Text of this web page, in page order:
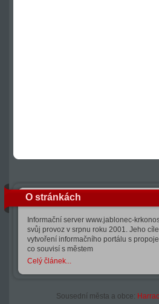
O stránkách
Informační server www.jablonec-
svůj provoz v srpnu roku 2001. Jeho
vytvoření informačního portálu s
co souvisí s městem
Celý článek...
Sousední města a obce: